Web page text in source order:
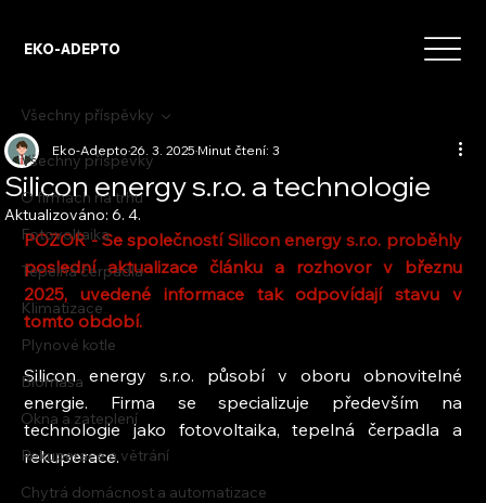
EKO-ADEPTO
Všechny příspěvky
O firmách na trhu
Fotovoltaika
Tepelná čerpadla
Klimatizace
Plynové kotle
Biomasa
Okna a zateplení
Rekuperace a větrání
Chytrá domácnost a automatizace
Všechny příspěvky
Silicon energy s.r.o. a technologie
Eko-Adepto26. 3. 2025Minut čtení: 3
Aktualizováno:6. 4.
POZOR - Se spole
čností Silicon energy s.r.o. proběhly
poslední aktualizace článku a rozhovor v březnu
2025, uvedené informace tak odpovídají stavu v
tomto období.
Silicon energy s.r.o. působí v oboru obnovitelné
energie. Firma se specializuje především na
technologie jako fotovoltaika, tepelná čerpadla a
rekuperace.